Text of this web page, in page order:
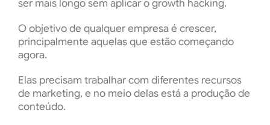
ser mais longo sem aplicar o growth hacking.
O objetivo de qualquer empresa é crescer,
principalmente aquelas que estão começando
agora.
Elas precisam trabalhar com diferentes recursos
de marketing, e no meio delas está a produção de
conteúdo.